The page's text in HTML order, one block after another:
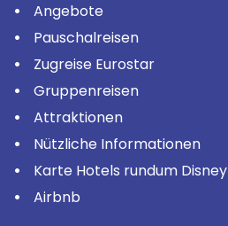
Angebote
Pauschalreisen
Zugreise Eurostar
Gruppenreisen
Attraktionen
Nützliche Informationen
Karte Hotels rundum Disney
Airbnb